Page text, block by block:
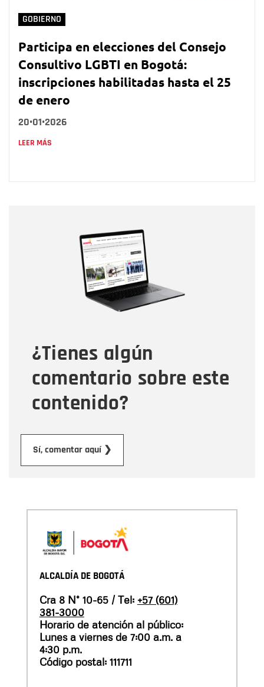
GOBIERNO
Participa en elecciones del Consejo
Consultivo LGBTI en Bogotá:
inscripciones habilitadas hasta el 25
de enero
20•01•2026
LEER MÁS
¿Tienes algún
comentario sobre este
contenido?
Sí, comentar aquí ❯
Correo electrónico
Tipo de comentario
Mensaje
ALCALDÍA DE BOGOTÁ
Cra 8 N° 10-65 / Tel: +57 (601)
381-3000
Horario de atención al público:
Lunes a viernes de 7:00 a.m. a
4:30 p.m.
Código postal: 111711